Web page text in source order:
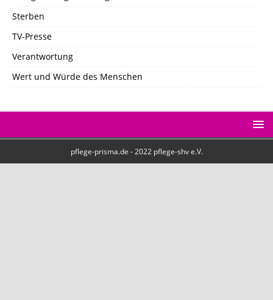
Sterben
TV-Presse
Verantwortung
Wert und Würde des Menschen
pflege-prisma.de - 2022 pflege-shv e.V.